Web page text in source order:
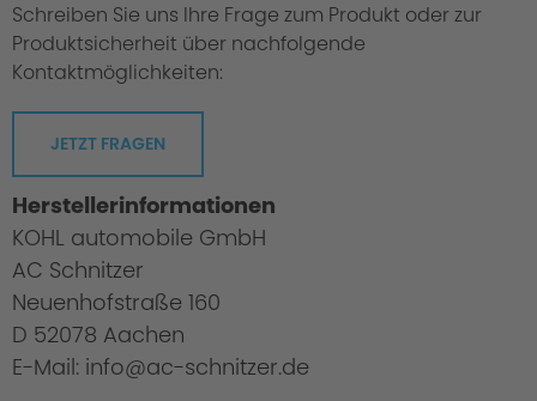
Schreiben Sie uns Ihre Frage zum Produkt oder zur
Produktsicherheit über nachfolgende
Kontaktmöglichkeiten:
JETZT FRAGEN
Herstellerinformationen
KOHL automobile GmbH
AC Schnitzer
Neuenhofstraße 160
D 52078 Aachen
E-Mail: info@ac-schnitzer.de